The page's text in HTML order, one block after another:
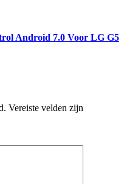
Android 7.0 Voor LG G5
Vereiste velden zijn